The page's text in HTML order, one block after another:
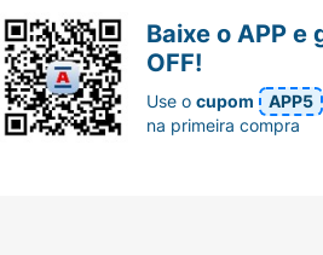
Baixe o APP e
OFF!
Use ocupom
APP5
na primeira compra